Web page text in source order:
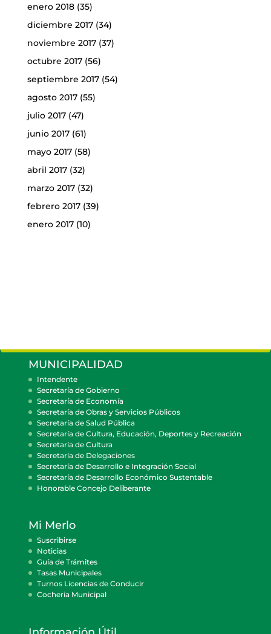
enero 2018(35)
diciembre 2017(34)
noviembre 2017(37)
octubre 2017(56)
septiembre 2017(54)
agosto 2017(55)
julio 2017(47)
junio 2017(61)
mayo 2017(58)
abril 2017(32)
marzo 2017(32)
febrero 2017(39)
enero 2017(10)
MUNICIPALIDAD
Intendente
Secretaría de Gobierno
Secretaría de Economía
Secretaría de Obras y Servicios Públicos
Secretaría de Salud Pública
Secretaría de Cultura, Educación, Deportes y Recreación
Secretaría de Cultura
Secretaría de Delegaciones
Secretaría de Desarrollo e Integración Social
Secretaría de Desarrollo Económico Sustentable
Honorable Concejo Deliberante
Mi Merlo
Suscribirse
Noticias
Guía de Trámites
Tasas Municipales
Turnos Licencias de Conducir
Cocheria Municipal